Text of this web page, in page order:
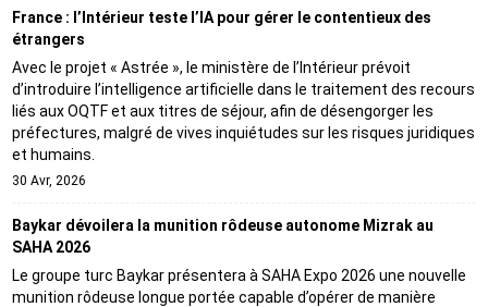
France : l’Intérieur teste l’IA pour gérer le contentieux des
étrangers
Avec le projet « Astrée », le ministère de l’Intérieur prévoit
d’introduire l’intelligence artificielle dans le traitement des recours
liés aux OQTF et aux titres de séjour, afin de désengorger les
préfectures, malgré de vives inquiétudes sur les risques juridiques
et humains.
30 Avr, 2026
Baykar dévoilera la munition rôdeuse autonome Mizrak au
SAHA 2026
Le groupe turc Baykar présentera à SAHA Expo 2026 une nouvelle
munition rôdeuse longue portée capable d’opérer de manière